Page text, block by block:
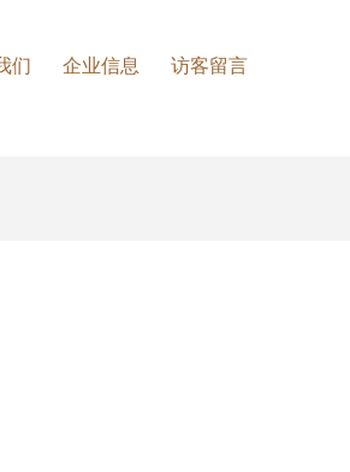
们 企业信息 访客留言